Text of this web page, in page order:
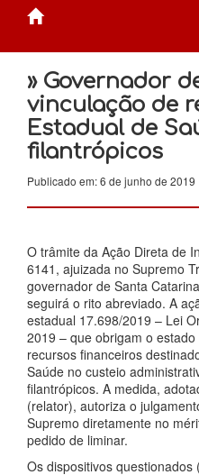
» Governador
vinculação de
Estadual de
filantrópicos
Publicado em: 6 de junho de 2019
O trâmite da Ação Direta de
6141, ajuizada no Supremo
governador de Santa
seguirá o rito abreviado. A
estadual 17.698/2019 – Lei
2019 – que obrigam o
recursos financeiros
Saúde no custeio
filantrópicos. A medida,
(relator), autoriza o
Supremo diretamente no
pedido de liminar.
Os dispositivos questionados